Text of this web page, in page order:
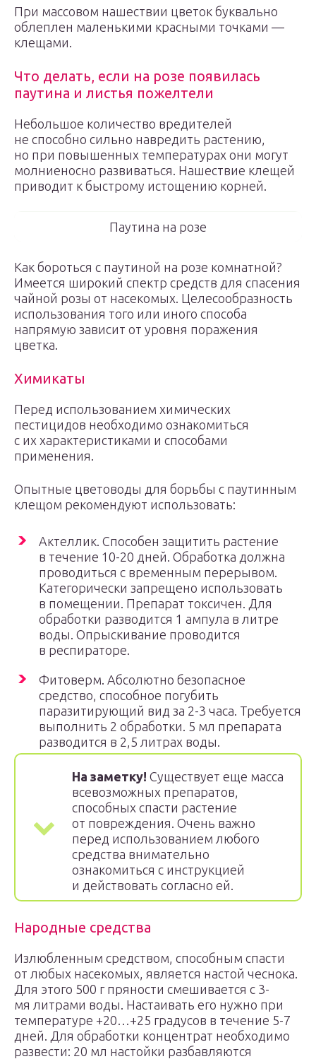
При массовом нашествии цветок буквально
облеплен маленькими красными точками —
клещами.
Что делать, если на розе появилась
паутина и листья пожелтели
Небольшое количество вредителей
не способно сильно навредить растению,
но при повышенных температурах они могут
молниеносно развиваться. Нашествие клещей
приводит к быстрому истощению корней.
Паутина на розе
Как бороться с паутиной на розе комнатной?
Имеется широкий спектр средств для спасения
чайной розы от насекомых. Целесообразность
использования того или иного способа
напрямую зависит от уровня поражения
цветка.
Химикаты
Перед использованием химических
пестицидов необходимо ознакомиться
с их характеристиками и способами
применения.
Опытные цветоводы для борьбы с паутинным
клещом рекомендуют использовать:
Актеллик. Способен защитить растение
в течение 10-20 дней. Обработка должна
проводиться с временным перерывом.
Категорически запрещено использовать
в помещении. Препарат токсичен. Для
обработки разводится 1 ампула в литре
воды. Опрыскивание проводится
в респираторе.
Фитоверм. Абсолютно безопасное
средство, способное погубить
паразитирующий вид за 2-3 часа. Требуется
выполнить 2 обработки. 5 мл препарата
разводится в 2,5 литрах воды.
На заметку! Существует еще масса
всевозможных препаратов,
способных спасти растение
от повреждения. Очень важно
перед использованием любого
средства внимательно
ознакомиться с инструкцией
и действовать согласно ей.
Народные средства
Излюбленным средством, способным спасти
от любых насекомых, является настой чеснока.
Для этого 500 г пряности смешивается с 3-
мя литрами воды. Настаивать его нужно при
температуре +20…+25 градусов в течение 5-7
дней. Для обработки концентрат необходимо
развести: 20 мл настойки разбавляются